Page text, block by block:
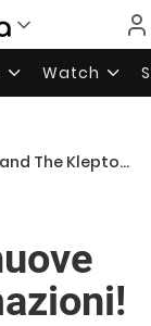
Watch
King: nuove importanti informazioni!